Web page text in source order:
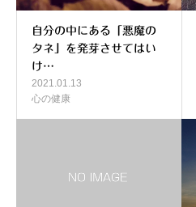
自分の中にある「悪魔の
タネ」を発芽させてはい
け…
2021.01.13
心の健康